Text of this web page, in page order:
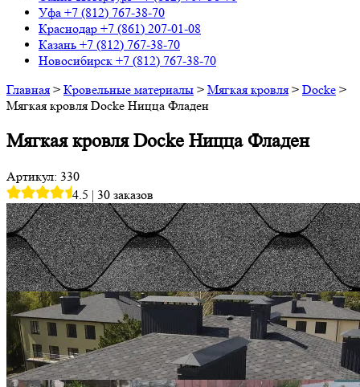
Уфа +7 (812) 767-38-70
Краснодар +7 (861) 207-01-08
Казань +7 (812) 767-38-70
Новосибирск +7 (812) 767-38-70
Главная > Кровельные материалы > Мягкая кровля > Docke >
Мягкая кровля Docke Ницца Фладен
Мягкая кровля Docke Ницца Фладен
Артикул: 330
4.5 | 30 заказов